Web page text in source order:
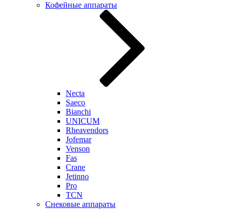
Кофейные аппараты
Necta
Saeco
Bianchi
UNICUM
Rheavendors
Jofemar
Venson
Fas
Crane
Jetinno
Pro
TCN
Снековые аппараты